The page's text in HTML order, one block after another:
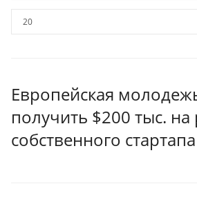
Европейская
получить $200 тыс. на
собственного стартапа